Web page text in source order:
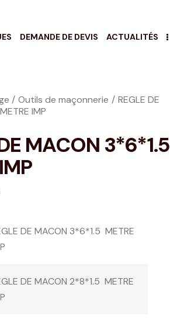
DEMANDE DE DEVIS ACTUALITÉS
Outils de maçonnerie
REGLE DE
IMP
MACON 3*6*1.5
DE MACON 3*6*1.5 METRE
DE MACON 2*8*1.5 METRE